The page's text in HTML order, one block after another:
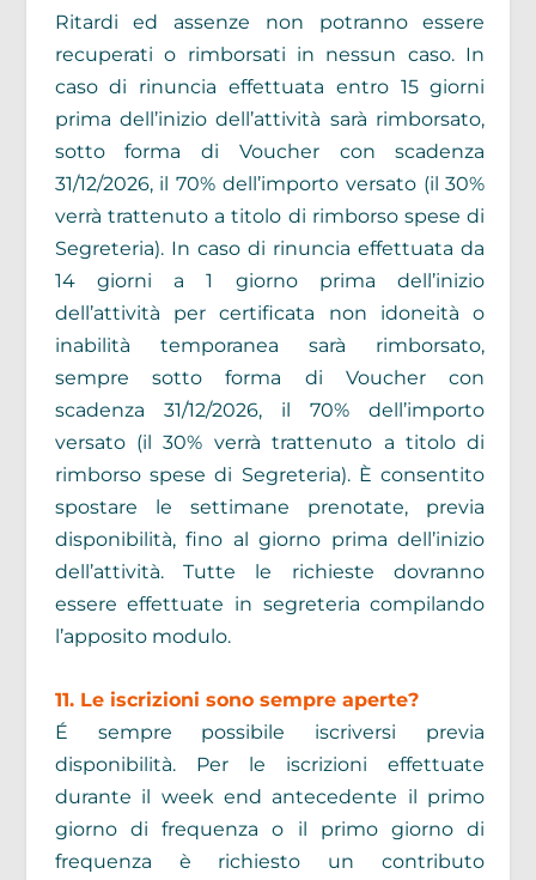
Ritardi ed assenze non potranno essere
recuperati o rimborsati in nessun caso. In
caso di rinuncia effettuata entro 15 giorni
prima dell’inizio dell’attività sarà rimborsato,
sotto forma di Voucher con scadenza
31/12/2026, il 70% dell’importo versato (il 30%
verrà trattenuto a titolo di rimborso spese di
Segreteria). In caso di rinuncia effettuata da
14 giorni a 1 giorno prima dell’inizio
dell’attività per certificata non idoneità o
inabilità temporanea sarà rimborsato,
sempre sotto forma di Voucher con
scadenza 31/12/2026, il 70% dell’importo
versato (il 30% verrà trattenuto a titolo di
rimborso spese di Segreteria). È consentito
spostare le settimane prenotate, previa
disponibilità, fino al giorno prima dell’inizio
dell’attività. Tutte le richieste dovranno
essere effettuate in segreteria compilando
l’apposito modulo.
11. Le iscrizioni sono sempre aperte?
É sempre possibile iscriversi previa
disponibilità. Per le iscrizioni effettuate
durante il week end antecedente il primo
giorno di frequenza o il primo giorno di
frequenza è richiesto un contributo